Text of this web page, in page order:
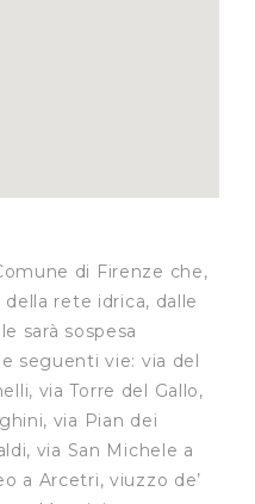
di Firenze che,
rete idrica, dalle
sarà sospesa
seguenti vie: via del
via Torre del Gallo,
via Pian dei
via San Michele a
a Arcetri, viuzzo de’